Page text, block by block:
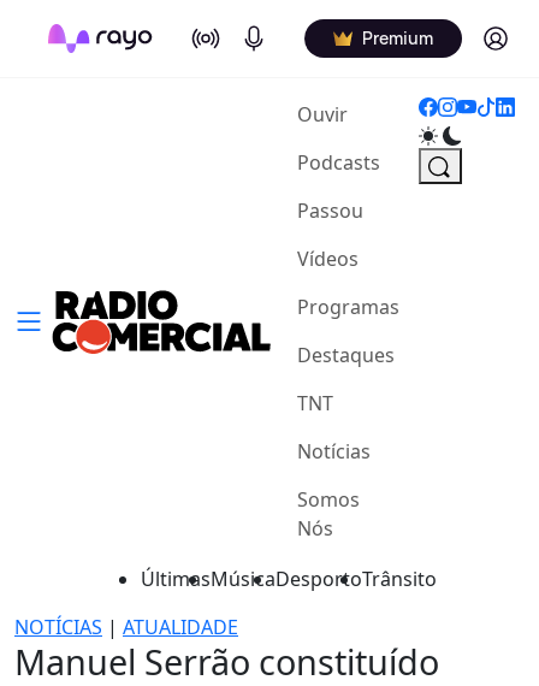
On Air Podcasts Premium Log in
Ouvir(current)
Podcasts
Passou
Vídeos
Programas
Destaques
TNT
Notícias
Somos
Nós
ÚltimasMúsicaDesportoTrânsito
NOTÍCIAS | ATUALIDADE
Manuel Serrão constituído